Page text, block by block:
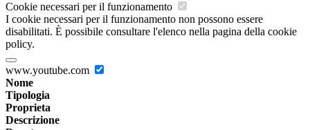
Cookie necessari per il funzionamento
I cookie necessari per il funzionamento non possono essere
disabilitati. È possibile consultare l'elenco nella pagina della cookie
policy.
www.youtube.com
Nome
Tipologia
Proprieta
Descrizione